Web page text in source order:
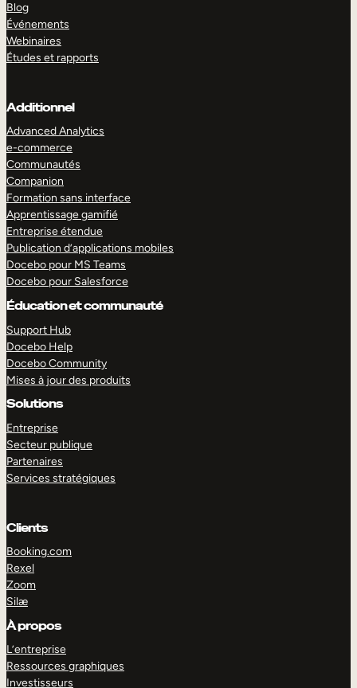
Blog
Événements
Webinaires
Études et rapports
Additionnel
Advanced Analytics
e-commerce
Communautés
Companion
Formation sans interface
Apprentissage gamifié
Entreprise étendue
Publication d’applications mobiles
Docebo pour MS Teams
Docebo pour Salesforce
Éducation et communauté
Support Hub
Docebo Help
Docebo Community
Mises à jour des produits
Solutions
Entreprise
Secteur publique
Partenaires
Services stratégiques
Clients
Booking.com
Rexel
Zoom
Silæ
À propos
L’entreprise
Ressources graphiques
Investisseurs